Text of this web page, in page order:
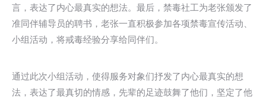
言，表达了内心最真实的想法。最后，禁毒社工为老张颁发了
准同伴辅导员的聘书，老张一直积极参加各项禁毒宣传活动、
小组活动，将戒毒经验分享给同伴们。
通过此次小组活动，使得服务对象们抒发了内心最真实的想
法，表达了最真切的情感，先辈的足迹鼓舞了他们，坚定了他